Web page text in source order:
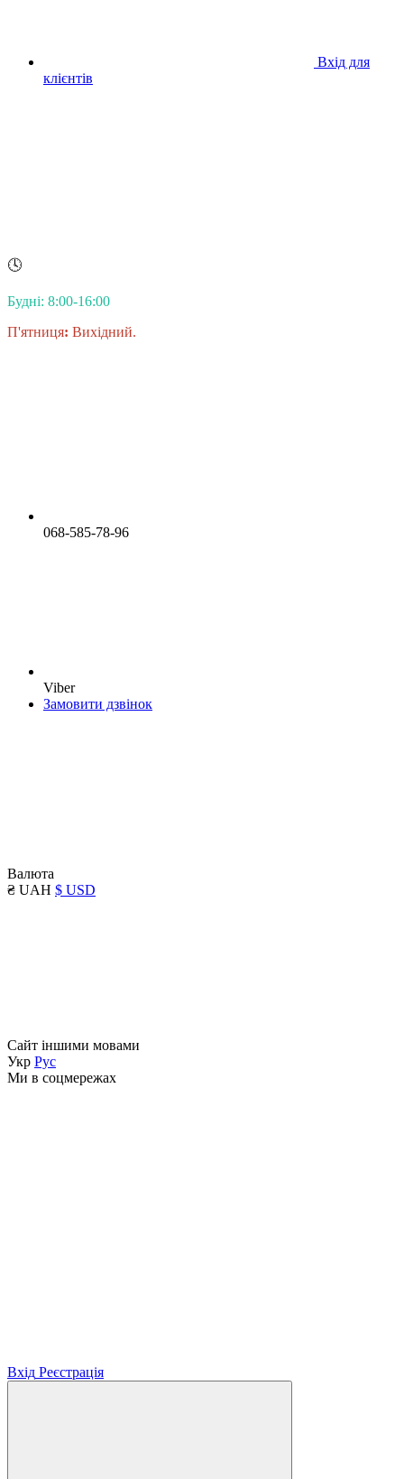
Вхід для
клієнтів
🕓
Будні: 8:00-16:00
П'ятниця: Вихідний.
068-585-78-96
Viber
Замовити дзвінок
Валюта
₴ UAH $ USD
Сайт іншими мовами
Укр Рус
Ми в соцмережах
Вхід Реєстрація